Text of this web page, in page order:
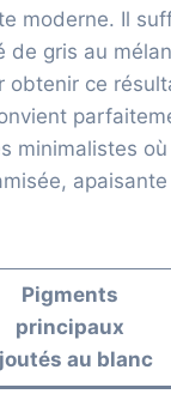
moderne. Il
de gris au
obtenir ce
minimalistes où
Pigments
principaux
au blanc